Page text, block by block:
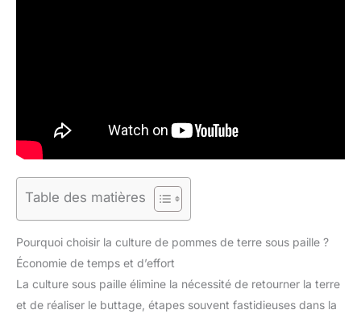
Table des matières
Pourquoi choisir la culture de pommes de terre sous paille ?
Économie de temps et d’effort
La culture sous paille élimine la nécessité de retourner la terre
et de réaliser le buttage, étapes souvent fastidieuses dans la